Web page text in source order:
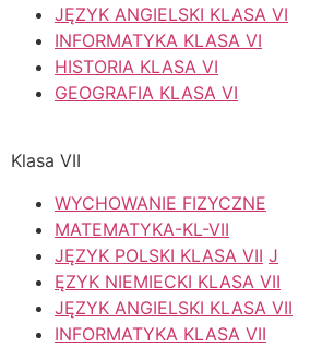
JĘZYK ANGIELSKI KLASA VI
INFORMATYKA KLASA VI
HISTORIA KLASA VI
GEOGRAFIA KLASA VI
Klasa VII
WYCHOWANIE FIZYCZNE
MATEMATYKA-KL-VII
JĘZYK POLSKI KLASA VII J
ĘZYK NIEMIECKI KLASA VII
JĘZYK ANGIELSKI KLASA VII
INFORMATYKA KLASA VII